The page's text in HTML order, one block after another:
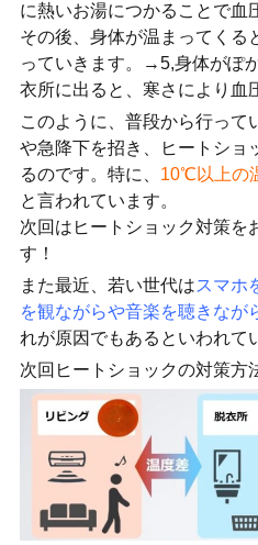
に熱いお湯につかることで
その後、身体が温まってくる
っていきます。→5,身体がぽ
衣所に出ると、寒さにより血
このように、普段から行って
や急降下を招き、ヒートショ
るのです。特に、 10℃以上の
と言われています。
次回はヒートショック対策を
す！
また最近、若い世代はスマホ
を観ながらや音楽を聴きなが
れが原因でもあるといわれて
次回ヒートショックの対策方